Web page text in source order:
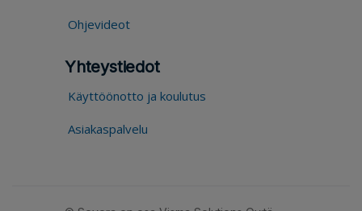
Ohjevideot
Yhteystiedot
Käyttöönotto ja koulutus
Asiakaspalvelu